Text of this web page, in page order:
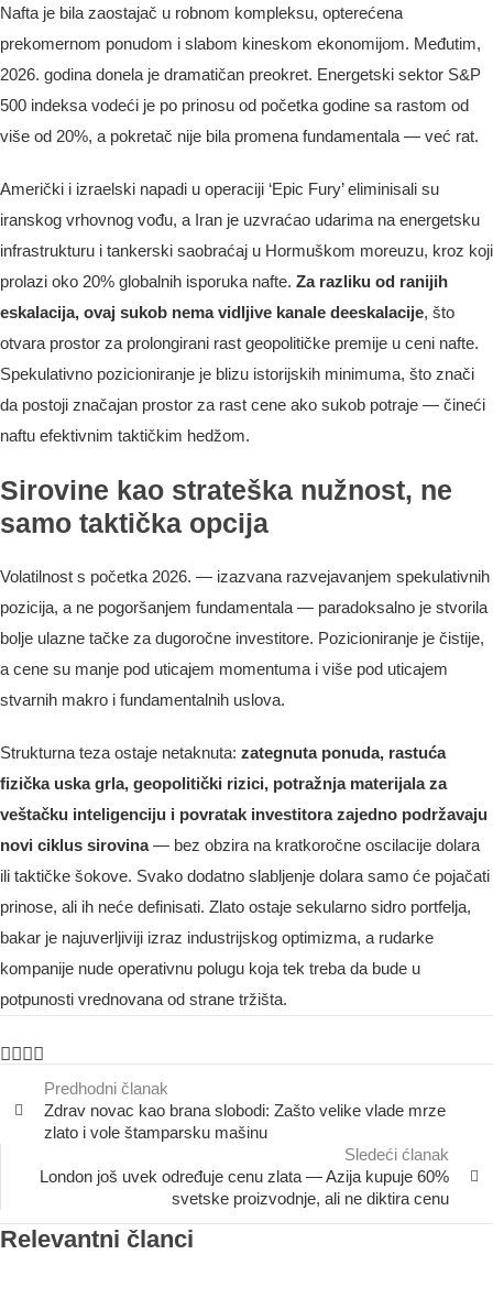
Nafta je bila zaostajač u robnom kompleksu, opterećena
prekomernom ponudom i slabom kineskom ekonomijom. Međutim,
2026. godina donela je dramatičan preokret. Energetski sektor S&P
500 indeksa vodeći je po prinosu od početka godine sa rastom od
više od 20%, a pokretač nije bila promena fundamentala — već rat.
Američki i izraelski napadi u operaciji ‘Epic Fury’ eliminisali su
iranskog vrhovnog vođu, a Iran je uzvraćao udarima na energetsku
infrastrukturu i tankerski saobraćaj u Hormuškom moreuzu, kroz koji
prolazi oko 20% globalnih isporuka nafte. Za razliku od ranijih
eskalacija, ovaj sukob nema vidljive kanale deeskalacije, što
otvara prostor za prolongirani rast geopolitičke premije u ceni nafte.
Spekulativno pozicioniranje je blizu istorijskih minimuma, što znači
da postoji značajan prostor za rast cene ako sukob potraje — čineći
naftu efektivnim taktičkim hedžom.
Sirovine kao strateška nužnost, ne
samo taktička opcija
Volatilnost s početka 2026. — izazvana razvejavanjem spekulativnih
pozicija, a ne pogoršanjem fundamentala — paradoksalno je stvorila
bolje ulazne tačke za dugoročne investitore. Pozicioniranje je čistije,
a cene su manje pod uticajem momentuma i više pod uticajem
stvarnih makro i fundamentalnih uslova.
Strukturna teza ostaje netaknuta: zategnuta ponuda, rastuća
fizička uska grla, geopolitički rizici, potražnja materijala za
veštačku inteligenciju i povratak investitora zajedno podržavaju
novi ciklus sirovina— bez obzira na kratkoročne oscilacije dolara
ili taktičke šokove. Svako dodatno slabljenje dolara samo će pojačati
prinose, ali ih neće definisati. Zlato ostaje sekularno sidro portfelja,
bakar je najuverljiviji izraz industrijskog optimizma, a rudarke
kompanije nude operativnu polugu koja tek treba da bude u
potpunosti vrednovana od strane tržišta.
Predhodni članak
Zdrav novac kao brana slobodi: Zašto velike vlade mrze
zlato i vole štamparsku mašinu
Sledeći ćlanak
London još uvek određuje cenu zlata — Azija kupuje 60%
svetske proizvodnje, ali ne diktira cenu
Relevantni članci